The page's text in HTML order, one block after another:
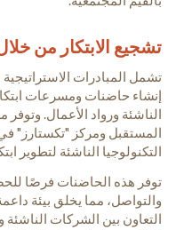
تشجيع الابتكار من
تشمل المبادرات الاستراتيجية
إنشاء حاضنات ومسرعات
الناشئة ورواد الأعمال.
المستقبل ومركز "تكستارز"
التكنولوجيا الناشئة لتطوير
توفر هذه الحاضنات فرصًا
والتواصل، مما يخلق بيئة
التعاون بين الشركات